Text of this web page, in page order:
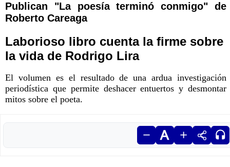
Publican "La poesía terminó conmigo" de
Roberto Careaga
Laborioso libro cuenta la firme sobre
la vida de Rodrigo Lira
El volumen es el resultado de una ardua investigación
periodística que permite deshacer entuertos y desmontar
mitos sobre el poeta.